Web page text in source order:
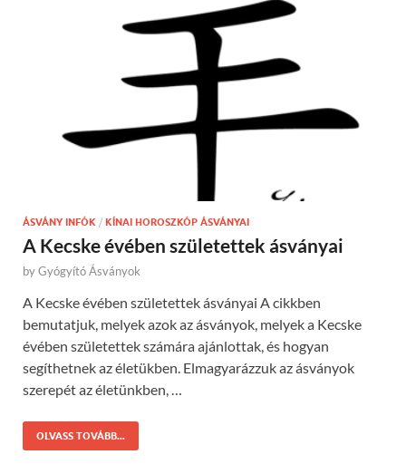
ÁSVÁNY INFÓK / KÍNAI HOROSZKÓP ÁSVÁNYAI
A Kecske évében születettek ásványai
byGyógyító Ásványok
A Kecske évében születettek ásványai A cikkben
bemutatjuk, melyek azok az ásványok, melyek a Kecske
évében születettek számára ajánlottak, és hogyan
segíthetnek az életükben. Elmagyarázzuk az ásványok
szerepét az életünkben, …
OLVASS TOVÁBB...